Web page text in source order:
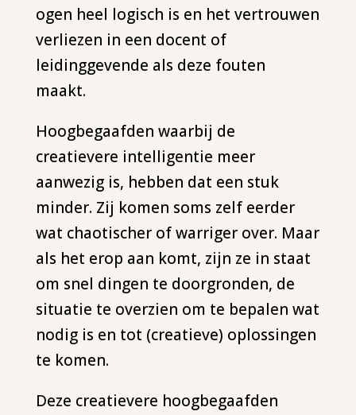
ogen heel logisch is en het vertrouwen
verliezen in een docent of
leidinggevende als deze fouten
maakt.
Hoogbegaafden waarbij de
creatievere intelligentie meer
aanwezig is, hebben dat een stuk
minder. Zij komen soms zelf eerder
wat chaotischer of warriger over. Maar
als het erop aan komt, zijn ze in staat
om snel dingen te doorgronden, de
situatie te overzien om te bepalen wat
nodig is en tot (creatieve) oplossingen
te komen.
Deze creatievere hoogbegaafden